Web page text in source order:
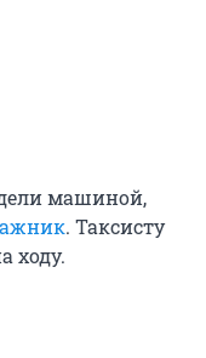
машиной,
. Таксисту
ходу.